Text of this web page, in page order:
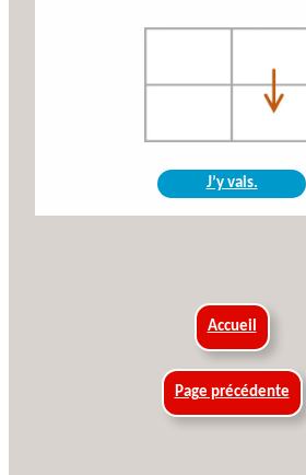
J’y vais.
Accueil
Page précédente